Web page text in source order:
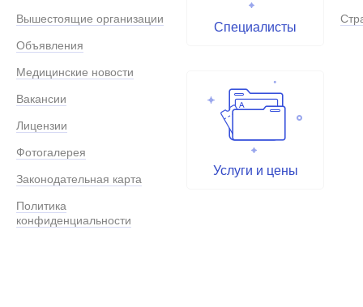
Вышестоящие организации
Объявления
Медицинские новости
Вакансии
Лицензии
Фотогалерея
Законодательная карта
Политика
конфиденциальности
Специалисты
Услуги и цены